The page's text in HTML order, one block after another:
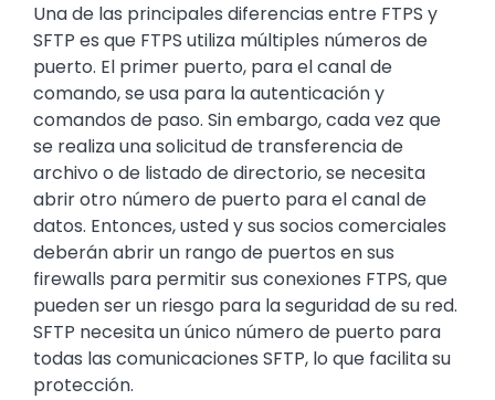
Una de las principales diferencias entre FTPS y
SFTP es que FTPS utiliza múltiples números de
puerto. El primer puerto, para el canal de
comando, se usa para la autenticación y
comandos de paso. Sin embargo, cada vez que
se realiza una solicitud de transferencia de
archivo o de listado de directorio, se necesita
abrir otro número de puerto para el canal de
datos. Entonces, usted y sus socios comerciales
deberán abrir un rango de puertos en sus
firewalls para permitir sus conexiones FTPS, que
pueden ser un riesgo para la seguridad de su red.
SFTP necesita un único número de puerto para
todas las comunicaciones SFTP, lo que facilita su
protección.